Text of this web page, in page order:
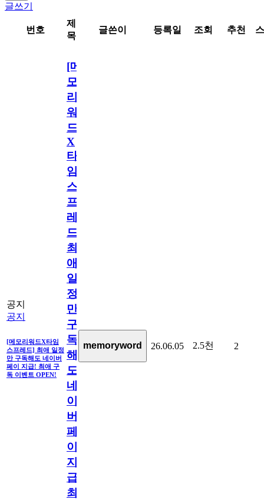
글쓰기
번호
제
목
글쓴이 등록일 조회 추천
공지
공지
[메모리워드X타임
스프레드] 최애 일정
만 구독해도 네이버
페이 지급! 최애 구
독 이벤트 OPEN!
[메
모
리
워
드
X
타
임
스
프
레
드]
최
애
일
정
만
구
독
해
도
네
이
버
페
이
지
급!
최
memoryword 26.06.05 2.5천 2